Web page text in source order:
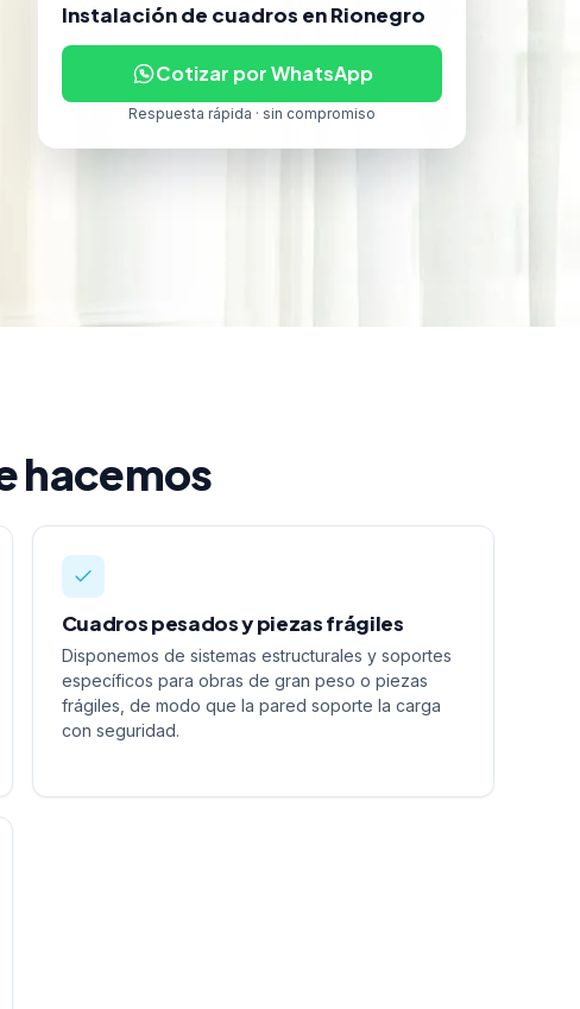
Instalación de cuadros en Rionegro
Cotizar por WhatsApp
Respuesta rápida · sin compromiso
hacemos
Cuadros pesados y piezas frágiles
Disponemos de sistemas estructurales y soportes
específicos para obras de gran peso o piezas
frágiles, de modo que la pared soporte la carga
con seguridad.